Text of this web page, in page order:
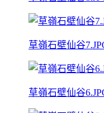
草嶺石壁仙谷
草嶺石壁仙谷